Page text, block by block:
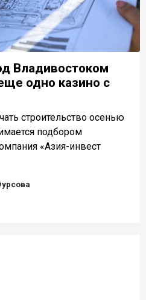
Владивостоком
одно казино с
строительство осенью
подбором
«Азия-инвест